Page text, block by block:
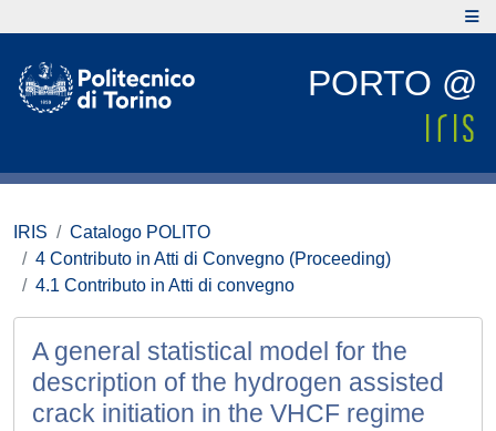
PORTO @
IRIS
Catalogo POLITO
4 Contributo in Atti di Convegno (Proceeding)
4.1 Contributo in Atti di convegno
A general statistical model for the
description of the hydrogen assisted
crack initiation in the VHCF regime